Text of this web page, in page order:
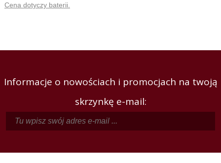
Cena dotyczy baterii.
Informacje o nowościach i promocjach na twoją
skrzynkę e-mail: